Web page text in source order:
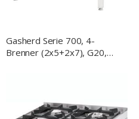
Gasherd Serie 700, 4-
Brenner (2x5+2x7), G20,